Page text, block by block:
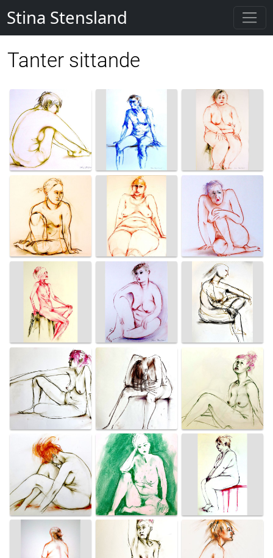
Stina Stensland
Tanter sittande